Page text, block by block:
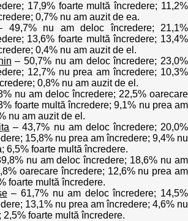
17,9% foarte multă încredere; 11,2%
0,7% nu am auzit de ea.
49,7% nu am deloc încredere; 21,1%
13,6% foarte multă încredere; 13,4%
0,4% nu am auzit de el.
– 50,7% nu am deloc încredere; 23,0%
12,7% nu prea am încredere; 10,3%
0,8% nu am auzit de el.
nu am deloc încredere; 22,5% oarecare
foarte multă încredere; 9,1% nu prea am
nu am auzit de el.
– 43,7% nu am deloc încredere; 20,0%
15,8% nu prea am încredere; 9,4% nu
6,5% foarte multă încredere.
nu am deloc încredere; 18,6% nu am
oarecare încredere; 12,6% nu prea am
foarte multă încredere.
– 61,7% nu am deloc încredere; 14,5%
13,1% nu prea am încredere; 4,6% nu
2,5% foarte multă încredere.